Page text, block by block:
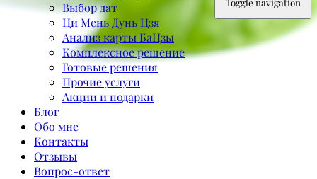
Toggle navigation
Выбор дат
Ци Мень Дунь Цзя
Анализ карты БаЦзы
Комплексное решение
Готовые решения
Прочие услуги
Акции и подарки
Блог
Обо мне
Контакты
Отзывы
Вопрос-ответ